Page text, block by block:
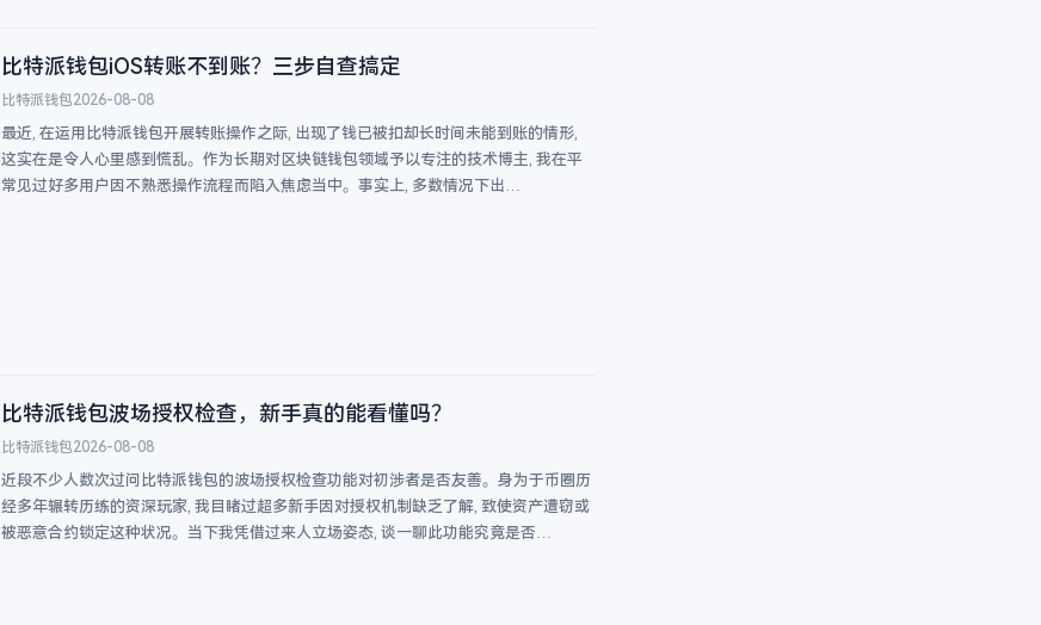
比特派钱包iOS转账不到账？三步自查搞定
比特派钱包2026-08-08
最近, 在运用比特派钱包开展转账操作之际, 出现了钱已被扣却长时间未能到账的情形,
这实在是令人心里感到慌乱。作为长期对区块链钱包领域予以专注的技术博主, 我在平
常见过好多用户因不熟悉操作流程而陷入焦虑当中。事实上, 多数情况下出…
比特派钱包波场授权检查，新手真的能看懂吗？
比特派钱包2026-08-08
近段不少人数次过问比特派钱包的波场授权检查功能对初涉者是否友善。身为于币圈历
经多年辗转历练的资深玩家, 我目睹过超多新手因对授权机制缺乏了解, 致使资产遭窃或
被恶意合约锁定这种状况。当下我凭借过来人立场姿态, 谈一聊此功能究竟是否…